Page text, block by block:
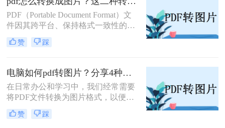
片方法，覆盖不同场景需求，看完直
接抄作业！
PDF（Portable Document Format）文
件因其跨平台、保持格式一致性的特
性而被广泛使用。然而，在某些情况
下，我们可能希望将PDF内容转换为
印。那么pdf怎么转换成图片呢？本文
将介绍两种将PDF转换成图片的方
法。
赞 踩
电脑如何pdf转图片？分享4种常见方法~！
在日常办公和学习中，我们经常需要
将PDF文件转换为图片格式，以便更
好地进行分享、编辑或保存。那么电
脑如何pdf转图片呢？本文介绍四种常
赞 踩